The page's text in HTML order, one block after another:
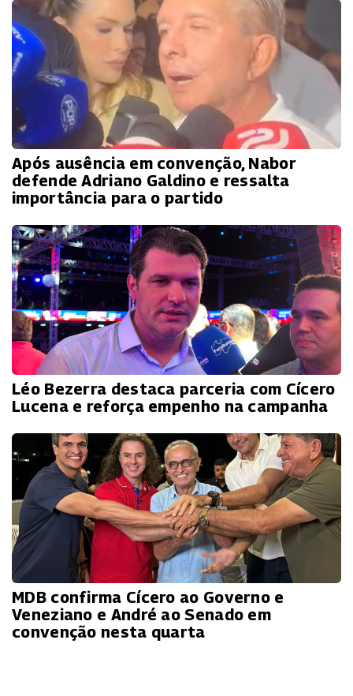
Após ausência em convenção, Nabor
defende Adriano Galdino e ressalta
importância para o partido
Léo Bezerra destaca parceria com Cícero
Lucena e reforça empenho na campanha
MDB confirma Cícero ao Governo e
Veneziano e André ao Senado em
convenção nesta quarta